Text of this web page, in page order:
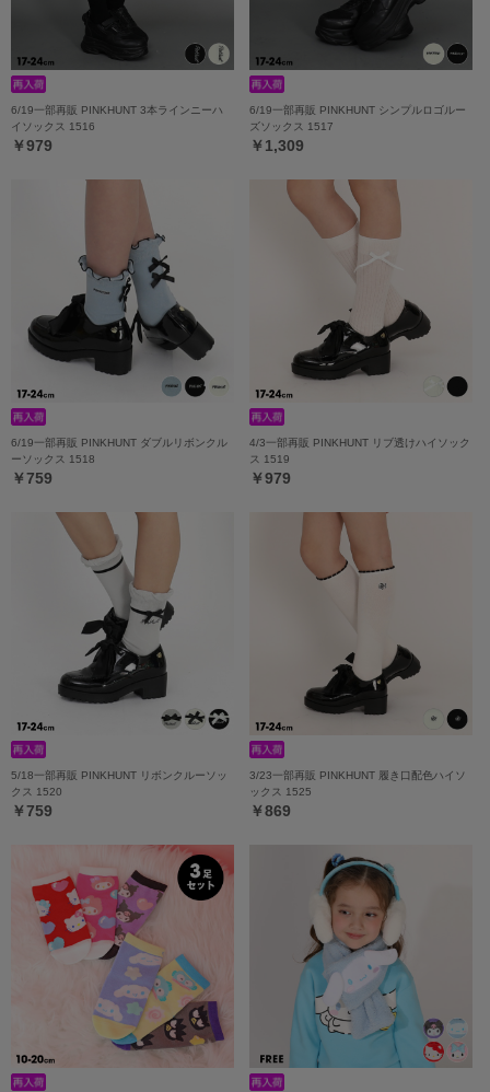
6/19一部再販 PINKHUNT 3本ラインニーハ
イソックス 1516
￥979
6/19一部再販 PINKHUNT シンプルロゴルー
ズソックス 1517
￥1,309
6/19一部再販 PINKHUNT ダブルリボンクル
ーソックス 1518
￥759
4/3一部再販 PINKHUNT リブ透けハイソック
ス 1519
￥979
5/18一部再販 PINKHUNT リボンクルーソッ
クス 1520
￥759
3/23一部再販 PINKHUNT 履き口配色ハイソ
ックス 1525
￥869